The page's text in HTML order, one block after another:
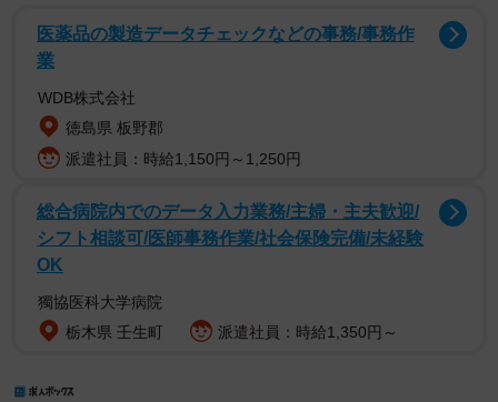
医薬品の製造データチェックなどの事務/事務作
業
WDB株式会社
徳島県 板野郡
派遣社員：時給1,150円～1,250円
総合病院内でのデータ入力業務/主婦・主夫歓迎/
シフト相談可/医師事務作業/社会保険完備/未経験
OK
獨協医科大学病院
栃木県 壬生町
派遣社員：時給1,350円～